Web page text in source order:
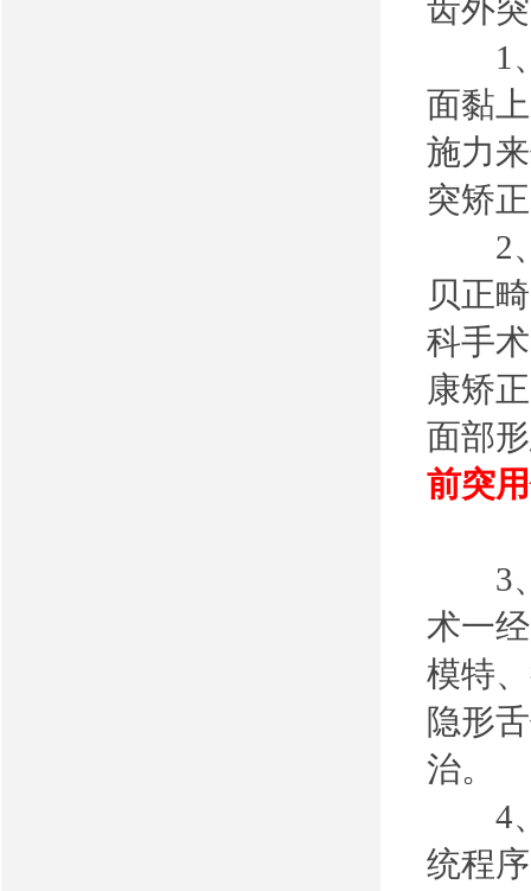
齿外
1、
面黏
施力
突矫
2、
贝正
科手
康矫
面部
前突
3、
术一
模特
隐形
治。
4、
统程